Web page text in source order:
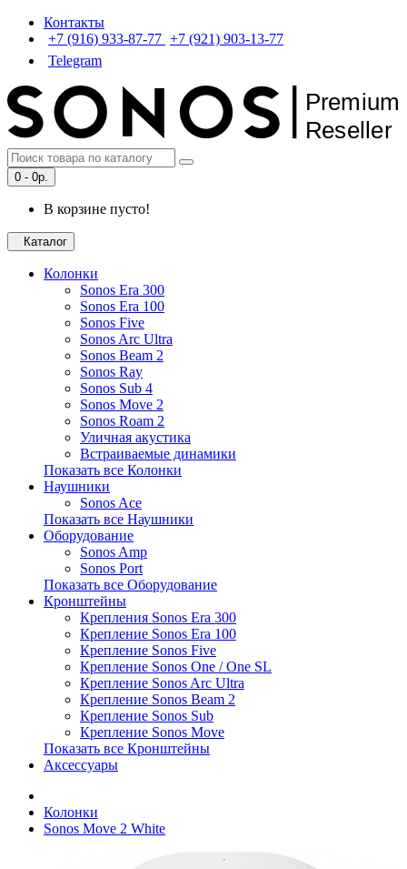
Контакты
+7 (916) 933-87-77 +7 (921) 903-13-77
Telegram
Premium
Reseller
0 - 0p.
В корзине пусто!
Каталог
Колонки
Sonos Era 300
Sonos Era 100
Sonos Five
Sonos Arc Ultra
Sonos Beam 2
Sonos Ray
Sonos Sub 4
Sonos Move 2
Sonos Roam 2
Уличная акустика
Встраиваемые динамики
Показать все Колонки
Наушники
Sonos Ace
Показать все Наушники
Оборудование
Sonos Amp
Sonos Port
Показать все Оборудование
Кронштейны
Крепления Sonos Era 300
Крепление Sonos Era 100
Крепление Sonos Five
Крепление Sonos One / One SL
Крепление Sonos Arc Ultra
Крепление Sonos Beam 2
Крепление Sonos Sub
Крепление Sonos Move
Показать все Кронштейны
Аксессуары
Колонки
Sonos Move 2 White